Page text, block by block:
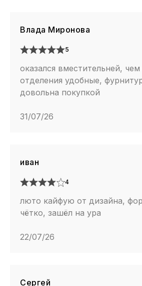
Влада Миронова
5
оказался вместительней,
отделения удобные,
довольна покупкой
31/07/26
иван
4
люто кайфую от дизайна,
чётко, зашёл на ура
22/07/26
Сергей